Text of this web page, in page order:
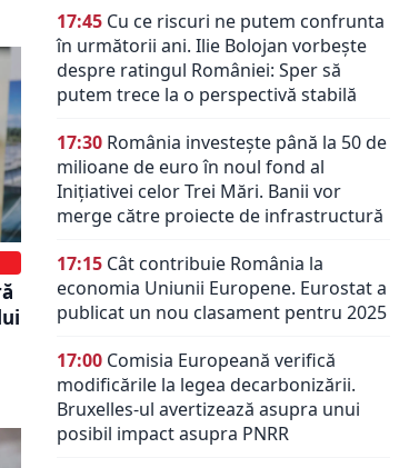
17:45 Cu ce riscuri ne putem confrunta
în următorii ani. Ilie Bolojan vorbește
despre ratingul României: Sper să
putem trece la o perspectivă stabilă
17:30 România investește până la 50 de
milioane de euro în noul fond al
Inițiativei celor Trei Mări. Banii vor
merge către proiecte de infrastructură
17:15 Cât contribuie România la
economia Uniunii Europene. Eurostat a
publicat un nou clasament pentru 2025
17:00 Comisia Europeană verifică
modificările la legea decarbonizării.
Bruxelles-ul avertizează asupra unui
posibil impact asupra PNRR